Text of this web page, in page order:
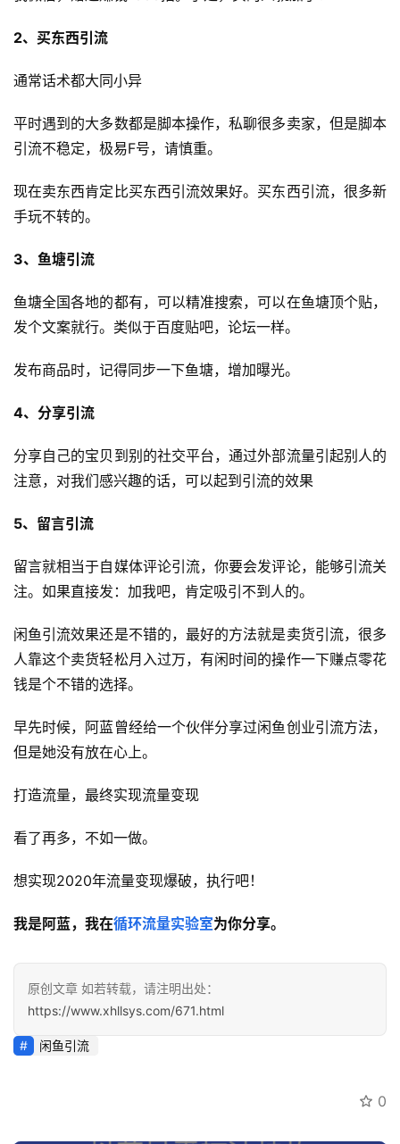
开
案
避
指
南
运
百
科
创
资
源
会
专
区
2、买东西引流
通常话术都大同小异
平时遇到的大多数都是脚本操作，私聊很多卖家，但是脚本
引流不稳定，极易F号，请慎重。
现在卖东西肯定比买东西引流效果好。买东西引流，很多新
手玩不转的。
3、鱼塘引流
鱼塘全国各地的都有，可以精准搜索，可以在鱼塘顶个贴，
发个文案就行。类似于百度贴吧，论坛一样。
发布商品时，记得同步一下鱼塘，增加曝光。
4、分享引流
分享自己的宝贝到别的社交平台，通过外部流量引起别人的
注意，对我们感兴趣的话，可以起到引流的效果
5、留言引流
留言就相当于自媒体评论引流，你要会发评论，能够引流关
注。如果直接发：加我吧，肯定吸引不到人的。
闲鱼引流效果还是不错的，最好的方法就是卖货引流，很多
人靠这个卖货轻松月入过万，有闲时间的操作一下赚点零花
钱是个不错的选择。
早先时候，阿蓝曾经给一个伙伴分享过闲鱼创业引流方法，
但是她没有放在心上。
打造流量，最终实现流量变现
看了再多，不如一做。
想实现2020年流量变现爆破，执行吧！
我是阿蓝，我在循环流量实验室为你分享。
原创文章 如若转载，请注明出处：
https://www.xhllsys.com/671.html
闲鱼引流
0